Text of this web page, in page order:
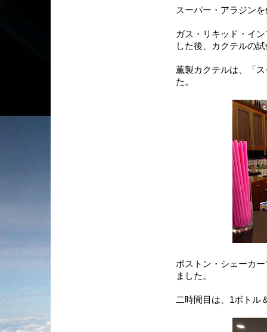
スーパー・アラジン
ガス・リキッド・イ
した後、カクテルの
薫製カクテルは、「
た。
ボストン・シェーカ
ました。
二時間目は、1ボトル